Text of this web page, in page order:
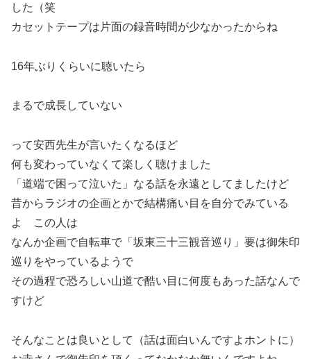
した（笑
カセットテープは片面の録音時間が少なかったからね
16年ぶりくらいに聴いたら
まるで成長していない
って安西先生が言いたくなるほど
何も変わっていなくて楽しく聴けました
「道端で困って泣いた」なる話を永遠としてましたけど
昔からラジオの企画とかで結構痛い目を自分でみている
よ この人は
なんか企画で自転車で「坂東三十三観音巡り」要は御朱印
巡りをやっているようで
その過程で恐ろしい山道で酷い目に何度もあった話なんで
すけど
そんなことは良いとして（話は面白いんですよホントに）